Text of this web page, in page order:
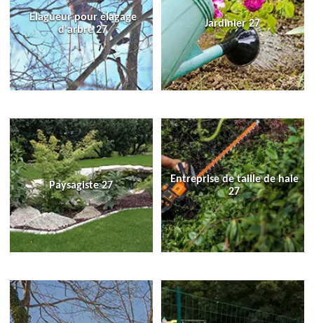
Elagueur pour élagage
d'arbre 27
Jardinier 27
Paysagiste 27
Entreprise de taille de haie
27